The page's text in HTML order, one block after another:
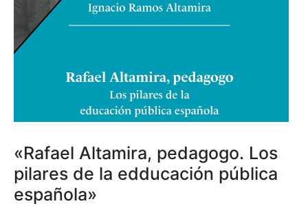
«Rafael Altamira, pedagogo. Los
pilares de la edducación pública
española»